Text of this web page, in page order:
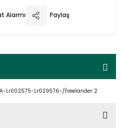
Alarmı Paylaş
Lr002575-Lr029576-/Freelander 2